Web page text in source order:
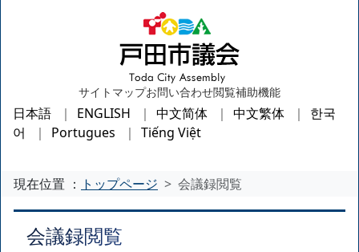
サイトマップお問い合わせ閲覧補助機能
日本語 ENGLISH 中文简体 中文繁体
한국
어
Portugues Tiếng Việt
現在位置 ： トップページ 会議録閲覧
会議録閲覧